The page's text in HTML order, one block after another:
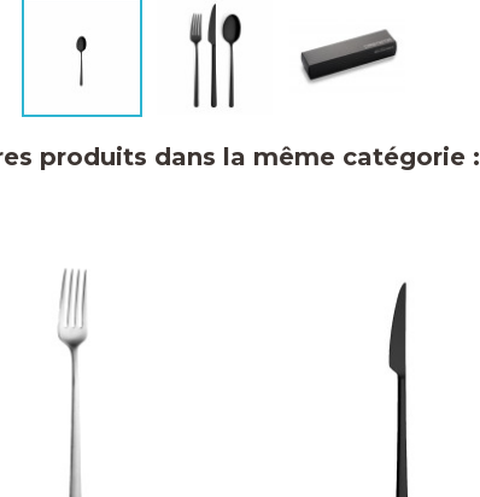
produits dans la même catégorie :